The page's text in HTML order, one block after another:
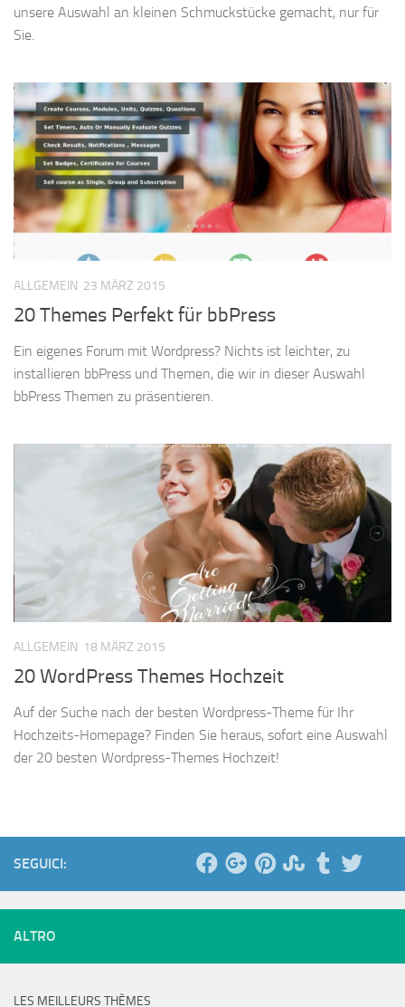
unsere Auswahl an kleinen Schmuckstücke gemacht, nur für
Sie.
ALLGEMEIN 23 MÄRZ 2015
20 Themes Perfekt für bbPress
Ein eigenes Forum mit Wordpress? Nichts ist leichter, zu
installieren bbPress und Themen, die wir in dieser Auswahl
bbPress Themen zu präsentieren.
ALLGEMEIN 18 MÄRZ 2015
20 WordPress Themes Hochzeit
Auf der Suche nach der besten Wordpress-Theme für Ihr
Hochzeits-Homepage? Finden Sie heraus, sofort eine Auswahl
der 20 besten Wordpress-Themes Hochzeit!
SEGUICI:
ALTRO
LES MEILLEURS THÈMES